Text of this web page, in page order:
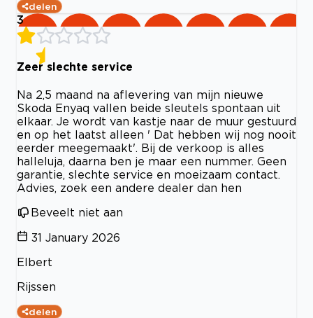
delen
3
Zeer slechte service
Na 2,5 maand na aflevering van mijn nieuwe
Skoda Enyaq vallen beide sleutels spontaan uit
elkaar. Je wordt van kastje naar de muur gestuurd
en op het laatst alleen ' Dat hebben wij nog nooit
eerder meegemaakt'. Bij de verkoop is alles
halleluja, daarna ben je maar een nummer. Geen
garantie, slechte service en moeizaam contact.
Advies, zoek een andere dealer dan hen
Beveelt niet aan
31 January 2026
Elbert
Rijssen
delen